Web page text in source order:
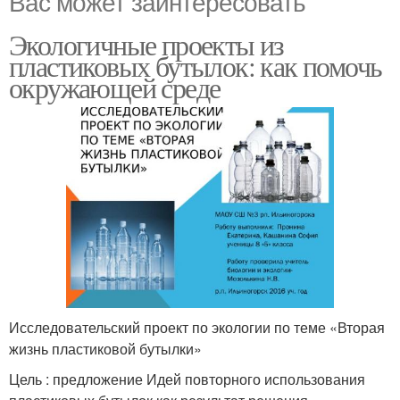
Экологичные проекты из
пластиковых бутылок: как помочь
окружающей среде
Исследовательский проект по экологии по теме «Вторая
жизнь пластиковой бутылки»
Цель : предложение Идей повторного использования